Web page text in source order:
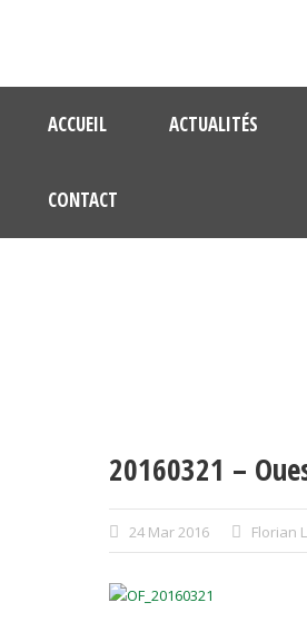
ACCUEIL ACTUALITÉS
CONTACT
20160321 –
24 Mar 2016 Florian